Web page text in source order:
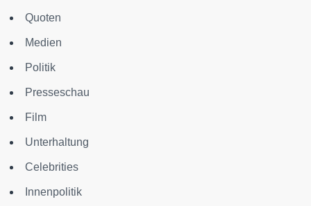
Quoten
Medien
Politik
Presseschau
Film
Unterhaltung
Celebrities
Innenpolitik